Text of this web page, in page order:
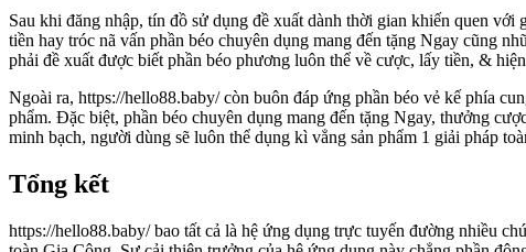
Sau khi đăng nhập, tín đồ sử dụng đề xuất dành thời gian khiến quen
tiền hay tróc nã vấn phần béo chuyên dụng mang đến tặng Ngay cũng
phải đề xuất được biết phần béo phương luôn thể về cược, lấy tiền, &
Ngoài ra, https://hello88.baby/ còn buôn đáp ứng phần béo vẻ kế phía
phẩm. Đặc biệt, phần béo chuyên dụng mang đến tặng Ngay, thưởng
minh bạch, người dùng sẽ luôn thể dụng kì vẳng sản phẩm 1 giải pháp
Tổng kết
https://hello88.baby/ bao tất cả là hệ ứng dụng trực tuyến đường nhiều